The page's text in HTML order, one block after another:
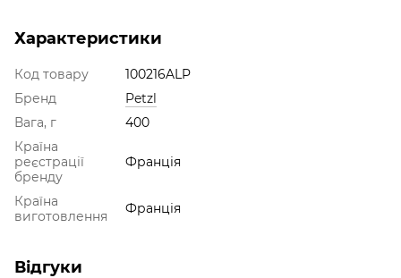
Характеристики
Код товару
100216ALP
Бренд
Petzl
Вага, г
400
Країна
реєстрації
бренду
Франція
Країна
виготовлення
Франція
Відгуки